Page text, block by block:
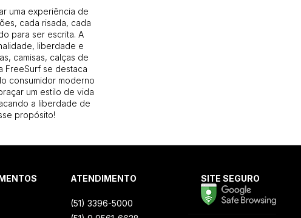
uma experiência de
cada risada, cada
para ser escrita. A
liberdade e
camisas, calças de
FreeSurf se destaca
consumidor moderno
um estilo de vida
a liberdade de
propósito!
ATENDIMENTO
(51) 3396-5000
SITE SEGURO